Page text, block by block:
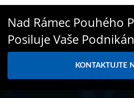
Nad Rámec Pouhého
Posiluje Vaše
KONTAKTUJTE